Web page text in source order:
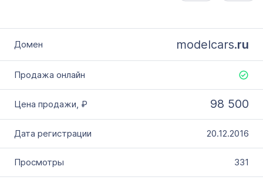
modelcars.ru
98 500
20.12.2016
331